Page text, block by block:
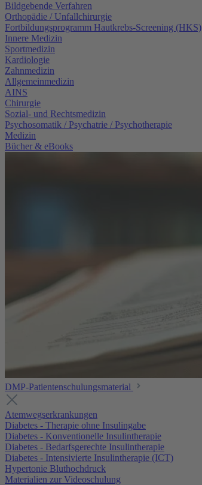
Bildgebende Verfahren
Orthopädie / Unfallchirurgie
Fortbildungsprogramm Hautkrebs-Screening (HKS)
Innere Medizin
Sportmedizin
Kardiologie
Zahnmedizin
Allgemeinmedizin
AINS
Chirurgie
Sozial- und Rechtsmedizin
Psychosomatik / Psychatrie / Psychotherapie
Medizin
Bücher & eBooks
DMP-Patientenschulungsmaterial
Atemwegserkrankungen
Diabetes - Therapie ohne Insulingabe
Diabetes - Konventionelle Insulintherapie
Diabetes - Bedarfsgerechte Insulintherapie
Diabetes - Intensivierte Insulintherapie (ICT)
Hypertonie Bluthochdruck
Materialien zur Videoschulung